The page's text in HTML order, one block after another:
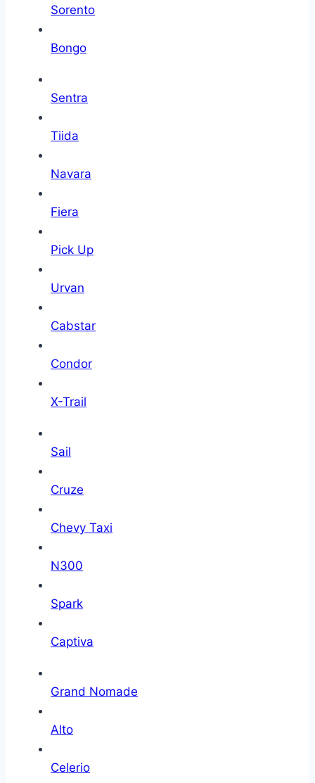
Sorento
Bongo
Sentra
Tiida
Navara
Fiera
Pick Up
Urvan
Cabstar
Condor
X-Trail
Sail
Cruze
Chevy Taxi
N300
Spark
Captiva
Grand Nomade
Alto
Celerio